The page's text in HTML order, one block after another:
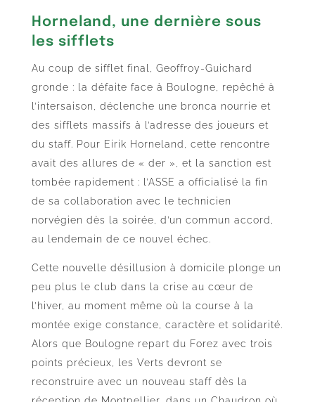
Horneland, une dernière sous
les sifflets
Au coup de sifflet final, Geoffroy-Guichard
gronde : la défaite face à Boulogne, repêché à
l’intersaison, déclenche une bronca nourrie et
des sifflets massifs à l’adresse des joueurs et
du staff. Pour Eirik Horneland, cette rencontre
avait des allures de « der », et la sanction est
tombée rapidement : l’ASSE a officialisé la fin
de sa collaboration avec le technicien
norvégien dès la soirée, d’un commun accord,
au lendemain de ce nouvel échec.
Cette nouvelle désillusion à domicile plonge un
peu plus le club dans la crise au cœur de
l’hiver, au moment même où la course à la
montée exige constance, caractère et solidarité.
Alors que Boulogne repart du Forez avec trois
points précieux, les Verts devront se
reconstruire avec un nouveau staff dès la